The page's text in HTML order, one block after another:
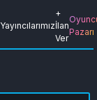
Yayıncılarımız
+
İlan
Ver
Pazarı